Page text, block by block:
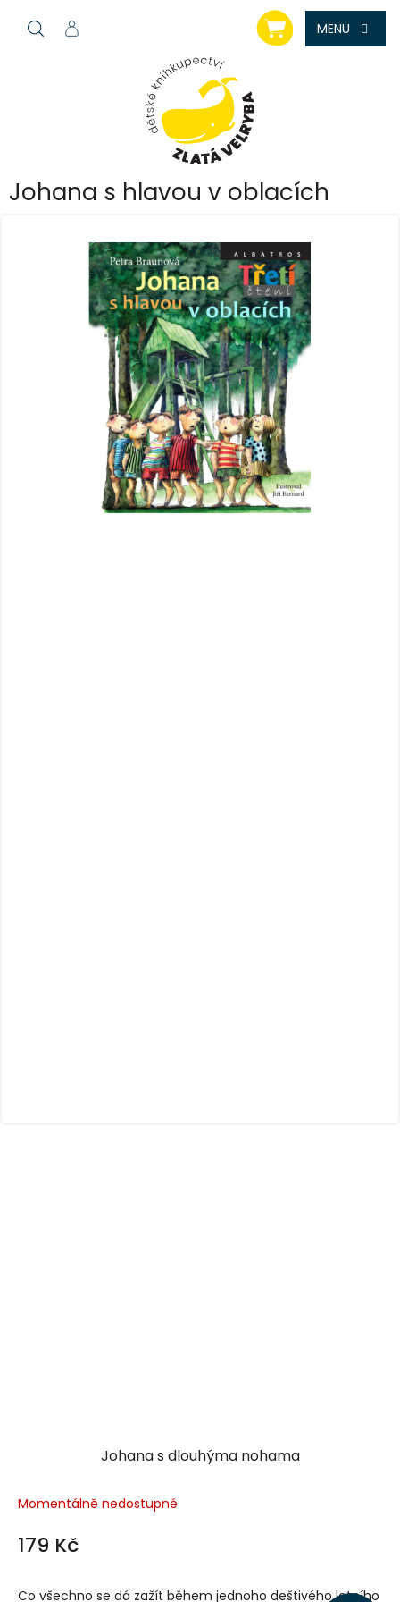
NÁKUPNÍ
KOŠÍK
Johana s hlavou v oblacích
Johana s dlouhýma nohama
Momentálně nedostupné
179 Kč
Co všechno se dá zažít během jednoho deštivého letního